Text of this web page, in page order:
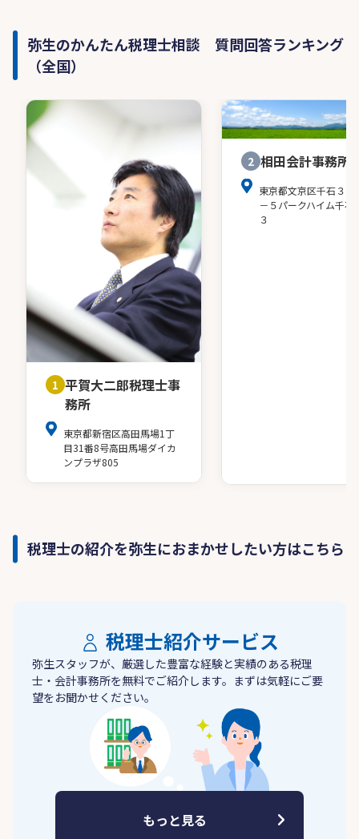
弥生のかんたん税理士相談 質問回答ランキング
（全国）
1 平賀大二郎税理士事
務所
東京都新宿区高田馬場1丁
目31番8号高田馬場ダイカ
ンプラザ805
2 相田会計事務所
東京都文京区千石３－
－５パークハイム千石
３
税理士の紹介を弥生におまかせしたい方はこちら
税理士紹介サービス
弥生スタッフが、厳選した豊富な経験と実績のある税理
士・会計事務所を無料でご紹介します。まずは気軽にご要
望をお聞かせください。
もっと見る